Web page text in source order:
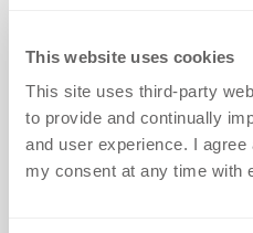
This website uses cookies
This site uses third-party
to provide and continually
and user experience. I
my consent at any time with